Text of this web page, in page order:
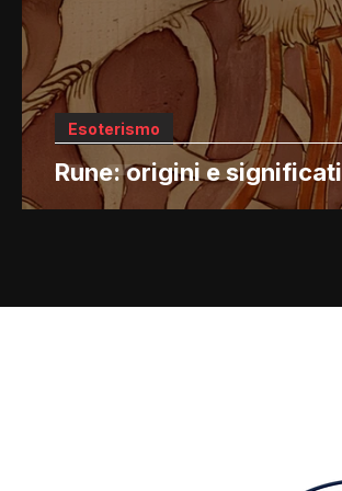
Rune: origini e significati
Esoterismo